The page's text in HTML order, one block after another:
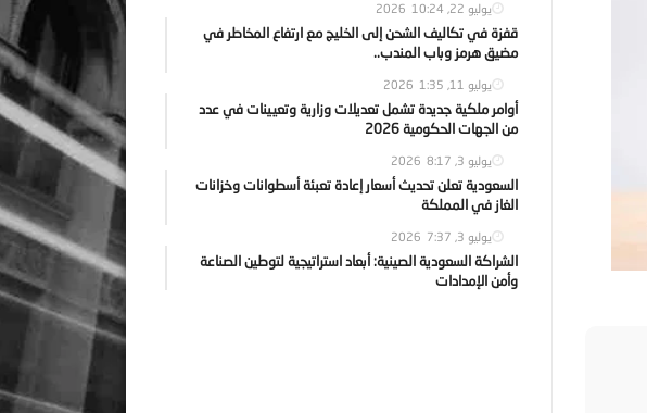
يوليو 22, 2026 10:24
قفزة في تكاليف الشحن إلى الخليج مع ارتفاع المخاطر في
مضيق هرمز وباب المندب..
يوليو 11, 2026 1:35
أوامر ملكية جديدة تشمل تعديلات وزارية وتعيينات في عدد
من الجهات الحكومية 2026
يوليو 3, 2026 8:17
السعودية تعلن تحديث أسعار إعادة تعبئة أسطوانات وخزانات
الغاز في المملكة
يوليو 3, 2026 7:37
الشراكة السعودية الصينية: أبعاد استراتيجية لتوطين الصناعة
وأمن الإمدادات